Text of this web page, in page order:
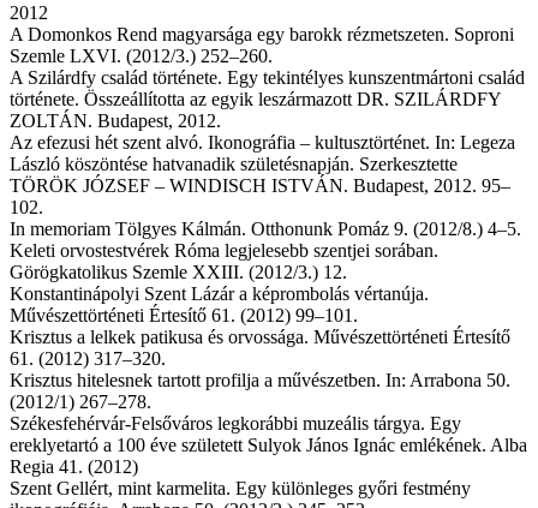
2012
A Domonkos Rend magyarsága egy barokk rézmetszeten. Soproni
Szemle LXVI. (2012/3.) 252–260.
A Szilárdfy család története. Egy tekintélyes kunszentmártoni család
története. Összeállította az egyik leszármazott DR. SZILÁRDFY
ZOLTÁN. Budapest, 2012.
Az efezusi hét szent alvó. Ikonográfia – kultusztörténet. In: Legeza
László köszöntése hatvanadik születésnapján. Szerkesztette
TÖRÖK JÓZSEF – WINDISCH ISTVÁN. Budapest, 2012. 95–
102.
In memoriam Tölgyes Kálmán. Otthonunk Pomáz 9. (2012/8.) 4–5.
Keleti orvostestvérek Róma legjelesebb szentjei sorában.
Görögkatolikus Szemle XXIII. (2012/3.) 12.
Konstantinápolyi Szent Lázár a képrombolás vértanúja.
Művészettörténeti Értesítő 61. (2012) 99–101.
Krisztus a lelkek patikusa és orvossága. Művészettörténeti Értesítő
61. (2012) 317–320.
Krisztus hitelesnek tartott profilja a művészetben. In: Arrabona 50.
(2012/1) 267–278.
Székesfehérvár-Felsőváros legkorábbi muzeális tárgya. Egy
ereklyetartó a 100 éve született Sulyok János Ignác emlékének. Alba
Regia 41. (2012)
Szent Gellért, mint karmelita. Egy különleges győri festmény